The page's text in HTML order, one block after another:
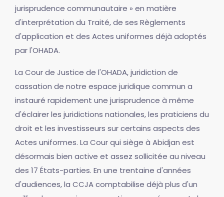
jurisprudence communautaire » en matière
d'interprétation du Traité, de ses Règlements
d'application et des Actes uniformes déjà adoptés
par l'OHADA.
La Cour de Justice de l'OHADA, juridiction de
cassation de notre espace juridique commun a
instauré rapidement une jurisprudence à même
d'éclairer les juridictions nationales, les praticiens du
droit et les investisseurs sur certains aspects des
Actes uniformes. La Cour qui siège à Abidjan est
désormais bien active et assez sollicitée au niveau
des 17 États-parties. En une trentaine d'années
d'audiences, la CCJA comptabilise déjà plus d'un